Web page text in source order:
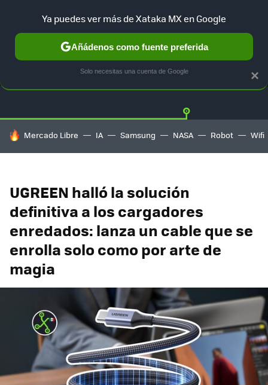
GUÍA DE COMPRAS MERCADO LIBRE
HOY SE HABLA DE
Mercado Libre IA Samsung NASA Robot Wifi
UGREEN halló la solución
definitiva a los cargadores
enredados: lanza un cable que se
enrolla solo como por arte de
magia
×
Ya puedes ver más de Xataka MX en Google
Añádenos como fuente preferida
Solo necesitas una cuenta de Google